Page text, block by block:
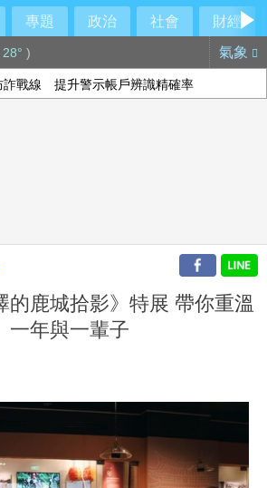
專題 政治 社會
財經
28° ) 氣象
詐戰線 提升警示帳戶辨識精確率
的鹿城拾影》特展 帶你重溫
一年與一輩子